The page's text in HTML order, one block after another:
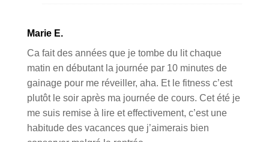
Marie E.
Ca fait des années que je tombe du lit chaque
matin en débutant la journée par 10 minutes de
gainage pour me réveiller, aha. Et le fitness c’est
plutôt le soir après ma journée de cours. Cet été je
me suis remise à lire et effectivement, c’est une
habitude des vacances que j’aimerais bien